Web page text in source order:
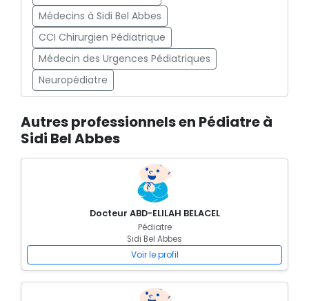
Médecins à Sidi Bel Abbes
CCI Chirurgien Pédiatrique
Médecin des Urgences Pédiatriques
Neuropédiatre
Autres professionnels en Pédiatre à
Sidi Bel Abbes
Docteur ABD-ELILAH BELACEL
Pédiatre
Sidi Bel Abbes
Voir le profil